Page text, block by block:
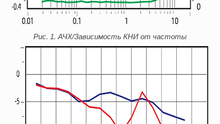
Рис. 1. АЧХ/Зависимость КНИ от частоты